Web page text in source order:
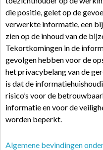
die positie, gelet op de
verwerkte informatie, een
zien op de inhoud van de
Tekortkomingen in de
gevolgen hebben voor de
het privacybelang van de
is dat de
risico’s voor de
informatie en voor de
worden beperkt.
Algemene bevindingen